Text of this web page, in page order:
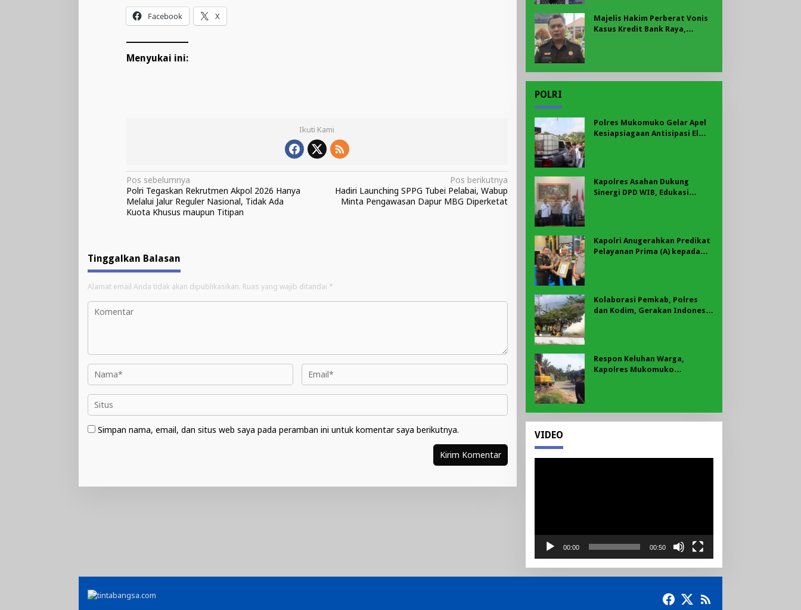
Facebook X
Menyukai ini:
Ikuti Kami
Navigasi
pos
Pos sebelumnya
Polri Tegaskan Rekrutmen Akpol 2026 Hanya
Melalui Jalur Reguler Nasional, Tidak Ada
Kuota Khusus maupun Titipan
Pos berikutnya
Hadiri Launching SPPG Tubei Pelabai, Wabup
Minta Pengawasan Dapur MBG Diperketat
Tinggalkan Balasan
Alamat email Anda tidak akan dipublikasikan. Ruas yang wajib ditandai *
Simpan nama, email, dan situs web saya pada peramban ini untuk komentar saya berikutnya.
Majelis Hakim Perberat Vonis
Kasus Kredit Bank Raya,
POLRI
Polres Mukomuko Gelar Apel
Kesiapsiagaan Antisipasi El
Kapolres Asahan Dukung
Sinergi DPD WIB, Edukasi
Kapolri Anugerahkan Predikat
Pelayanan Prima (A) kepada
Kolaborasi Pemkab, Polres
dan Kodim, Gerakan Indonesia
Respon Keluhan Warga,
Kapolres Mukomuko
Ruas jalan Lintas
VIDEO
00:00 00:50